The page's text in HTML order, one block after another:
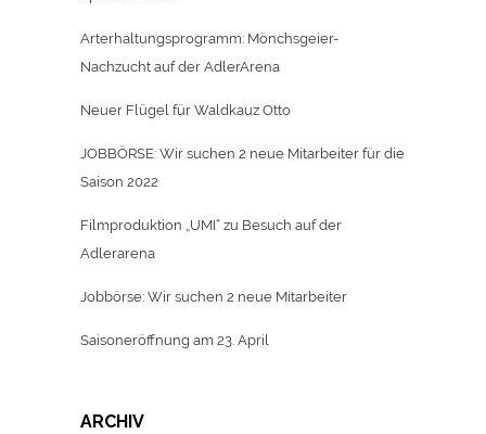
Arterhaltungsprogramm: Mönchsgeier-
Nachzucht auf der AdlerArena
Neuer Flügel für Waldkauz Otto
JOBBÖRSE: Wir suchen 2 neue Mitarbeiter für die
Saison 2022
Filmproduktion „UMI“ zu Besuch auf der
Adlerarena
Jobbörse: Wir suchen 2 neue Mitarbeiter
Saisoneröffnung am 23. April
ARCHIV